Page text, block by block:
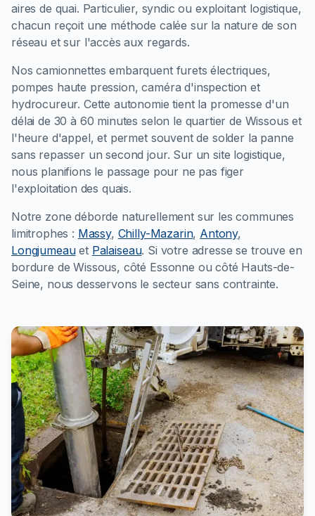
aires de quai. Particulier, syndic ou exploitant logistique,
chacun reçoit une méthode calée sur la nature de son
réseau et sur l'accès aux regards.
Nos camionnettes embarquent furets électriques,
pompes haute pression, caméra d'inspection et
hydrocureur. Cette autonomie tient la promesse d'un
délai de 30 à 60 minutes selon le quartier de Wissous et
l'heure d'appel, et permet souvent de solder la panne
sans repasser un second jour. Sur un site logistique,
nous planifions le passage pour ne pas figer
l'exploitation des quais.
Notre zone déborde naturellement sur les communes
limitrophes : Massy, Chilly-Mazarin, Antony,
Longjumeauet Palaiseau. Si votre adresse se trouve en
bordure de Wissous, côté Essonne ou côté Hauts-de-
Seine, nous desservons le secteur sans contrainte.